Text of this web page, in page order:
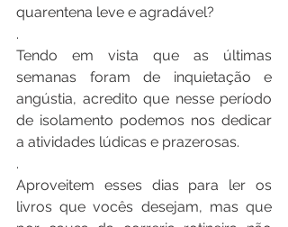
quarentena leve e agradável?
.
Tendo em vista que as últimas
semanas foram de inquietação e
angústia, acredito que nesse período
de isolamento podemos nos dedicar
a atividades lúdicas e prazerosas.
.
Aproveitem esses dias para ler os
livros que vocês desejam, mas que